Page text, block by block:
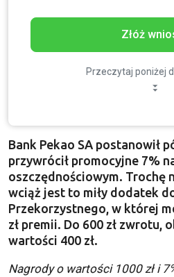
Złóż
Przeczytaj poniżej
Bank Pekao SA postanowił
przywrócił promocyjne 7%
oszczędnościowym. Trochę
wciąż jest to miły dodatek
Przekorzystnego, w której
zł premii. Do 600 zł zwrotu,
wartości 400 zł.
Nagrody o wartości 1000 zł i